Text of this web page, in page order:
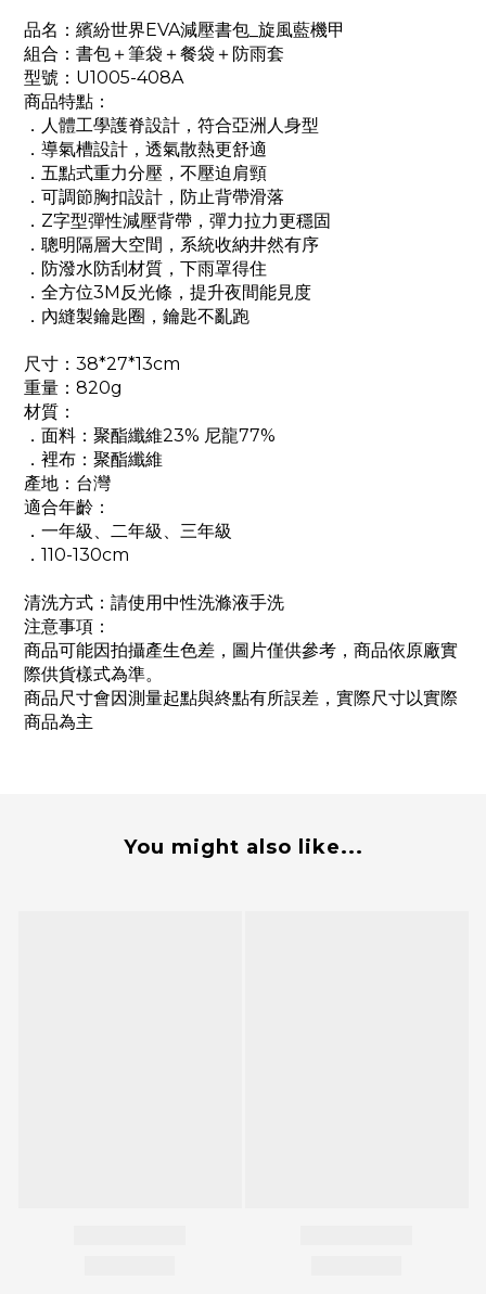
品名：繽紛世界EVA減壓書包_旋風藍機甲
組合：書包＋筆袋＋餐袋＋防雨套
型號：U1005-408A
商品特點：
．人體工學護脊設計，符合亞洲人身型
．導氣槽設計，透氣散熱更舒適
．五點式重力分壓，不壓迫肩頸
．可調節胸扣設計，防止背帶滑落
．Z字型彈性減壓背帶，彈力拉力更穩固
．聰明隔層大空間，系統收納井然有序
．防潑水防刮材質，下雨罩得住
．全方位3M反光條，提升夜間能見度
．內縫製鑰匙圈，鑰匙不亂跑
尺寸：38*27*13cm
重量：820g
材質：
．面料：聚酯纖維23% 尼龍77%
．裡布：聚酯纖維
產地：台灣
適合年齡：
．一年級、二年級、三年級
．110-130cm
清洗方式：請使用中性洗滌液手洗
注意事項：
商品可能因拍攝產生色差，圖片僅供參考，商品依原廠實
際供貨樣式為準。
商品尺寸會因測量起點與終點有所誤差，實際尺寸以實際
商品為主
You might also like...